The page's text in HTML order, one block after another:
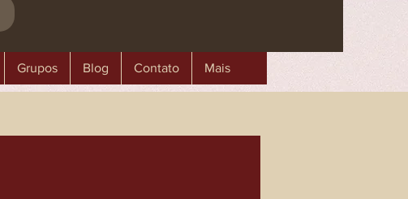
Grupos Blog Contato Mais